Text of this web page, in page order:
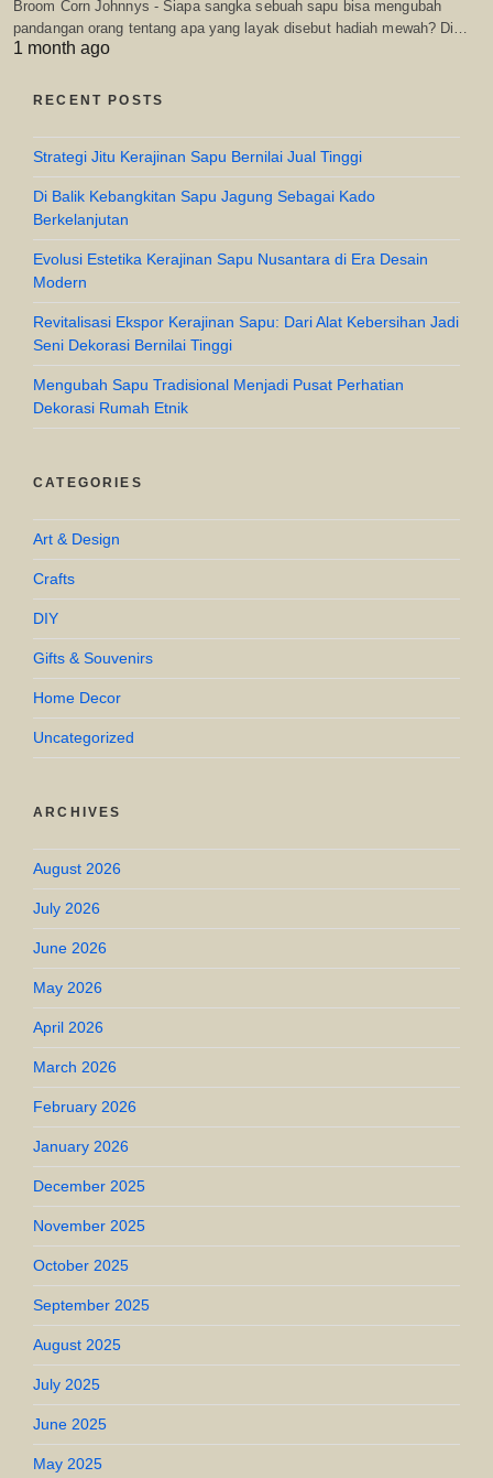
Broom Corn Johnnys - Siapa sangka sebuah sapu bisa mengubah
pandangan orang tentang apa yang layak disebut hadiah mewah? Di…
1 month ago
RECENT POSTS
Strategi Jitu Kerajinan Sapu Bernilai Jual Tinggi
Di Balik Kebangkitan Sapu Jagung Sebagai Kado
Berkelanjutan
Evolusi Estetika Kerajinan Sapu Nusantara di Era Desain
Modern
Revitalisasi Ekspor Kerajinan Sapu: Dari Alat Kebersihan Jadi
Seni Dekorasi Bernilai Tinggi
Mengubah Sapu Tradisional Menjadi Pusat Perhatian
Dekorasi Rumah Etnik
CATEGORIES
Art & Design
Crafts
DIY
Gifts & Souvenirs
Home Decor
Uncategorized
ARCHIVES
August 2026
July 2026
June 2026
May 2026
April 2026
March 2026
February 2026
January 2026
December 2025
November 2025
October 2025
September 2025
August 2025
July 2025
June 2025
May 2025